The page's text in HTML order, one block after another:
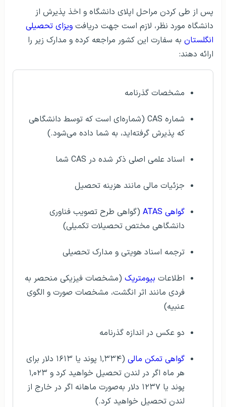
پس از طی کردن مراحل اپلای دانشگاه و اخذ پذیرش از
دانشگاه مورد نظر، لازم است جهت دریافت ویزای تحصیلی
انگلستان به سفارت این کشور مراجعه کرده و مدارک زیر را
ارائه دهند:
مشخصات گذرنامه
شماره CAS (شماره‌ای است که توسط دانشگاهی
که پذیرش گرفته‌اید، به شما داده می‌شود.)
اسناد علمی اصلی ذکر شده در CAS شما
جزئیات مالی مانند هزینه تحصیل
گواهی ATAS
(گواهی طرح تصویب فناوری
دانشگاهی مختص تحصیلات تکمیلی)
ترجمه اسناد هویتی و مدارک تحصیلی
اطلاعات بیومتریک (مشخصات فیزیکی منحصر به
فردی مانند اثر انگشت، مشخصات صورت و الگوی
عنبیه)
دو عکس در اندازه گذرنامه
گواهی تمکن مالی
(۱,۳۳۴ پوند یا ۱۶۱۳ دلار برای
هر ماه اگر در لندن تحصیل خواهید کرد و ۱,۰۲۳
پوند یا ۱۲۳۷ دلار به‌صورت ماهانه اگر در خارج از
لندن تحصیل خواهید کرد.)